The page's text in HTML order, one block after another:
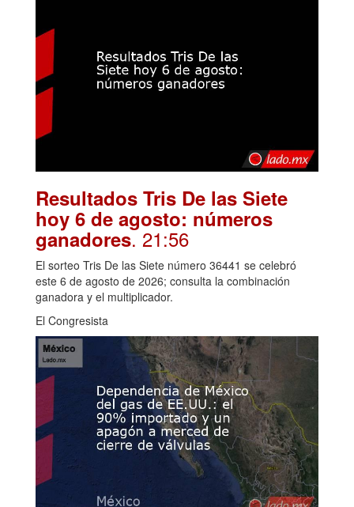
Resultados Tris De las Siete
hoy 6 de agosto: números
ganadores. 21:56
El sorteo Tris De las Siete número 36441 se celebró
este 6 de agosto de 2026; consulta la combinación
ganadora y el multiplicador.
El Congresista